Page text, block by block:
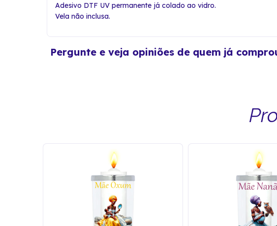
Adesivo DTF UV permanente já colado ao vidro.
Vela não inclusa.
Pergunte e veja opiniões de quem já